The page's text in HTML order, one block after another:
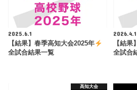
2025.6.1
【結果】春季高知大会2025年
全試合結果一覧
2026.4.1
【結果
全試合
高知大会